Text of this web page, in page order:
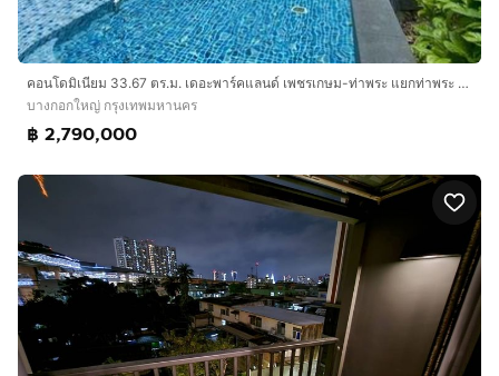
คอนโดมิเนียม 33.67 ตร.ม. เดอะพาร์คแลนด์ เพชรเกษม-ท่าพระ แยกท่าพระ ถนนเพชรเกษม เขตบางกอกใหญ่ กรุงเทพมหานคร
บางกอกใหญ่ กรุงเทพมหานคร
฿ 2,790,000